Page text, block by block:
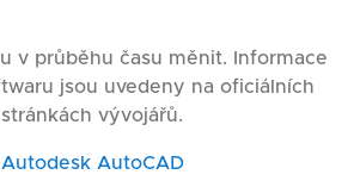
v průběhu času měnit. Informace
jsou uvedeny na oficiálních
stránkách vývojářů.
Autodesk AutoCAD